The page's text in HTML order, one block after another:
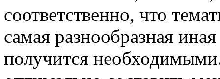
соответственно, что
самая разнообразная
получится